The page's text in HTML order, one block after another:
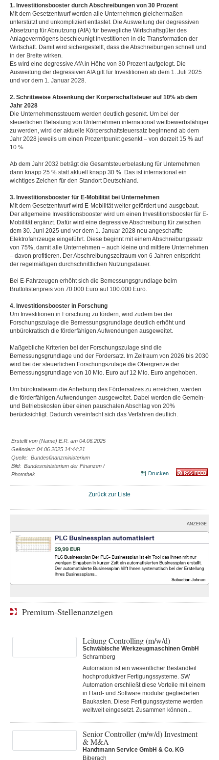
1. Investitionsbooster durch Abschreibungen von 30 Prozent
Mit dem Gesetzentwurf werden alle Unternehmen gleichermaßen
unterstützt und unkompliziert entlastet. Die Ausweitung der degressiven
Absetzung für Abnutzung (AfA) für bewegliche Wirtschaftsgüter des
Anlagevermögens beschleunigt Investitionen in die Transformation der
Wirtschaft. Damit wird sichergestellt, dass die Abschreibungen schnell und
in der Breite wirken.
Es wird eine degressive AfA in Höhe von 30 Prozent aufgelegt. Die
Ausweitung der degressiven AfA gilt für Investitionen ab dem 1. Juli 2025
und vor dem 1. Januar 2028.
2. Schrittweise Absenkung der Körperschaftsteuer auf 10% ab dem
Jahr 2028
Die Unternehmenssteuern werden deutlich gesenkt. Um bei der
steuerlichen Belastung von Unternehmen international wettbewerbsfähiger
zu werden, wird der aktuelle Körperschaftsteuersatz beginnend ab dem
Jahr 2028 jeweils um einen Prozentpunkt gesenkt – von derzeit 15 % auf
10 %.
Ab dem Jahr 2032 beträgt die Gesamtsteuerbelastung für Unternehmen
dann knapp 25 % statt aktuell knapp 30 %. Das ist international ein
wichtiges Zeichen für den Standort Deutschland.
3. Investitionsbooster für E-Mobilität bei Unternehmen
Mit dem Gesetzentwurf wird E-Mobilität weiter gefördert und ausgebaut.
Der allgemeine Investitionsbooster wird um einen Investitionsbooster für E-
Mobilität ergänzt. Dafür wird eine degressive Abschreibung für zwischen
dem 30. Juni 2025 und vor dem 1. Januar 2028 neu angeschaffte
Elektrofahrzeuge eingeführt. Diese beginnt mit einem Abschreibungssatz
von 75%, damit alle Unternehmen – auch kleine und mittlere Unternehmen
– davon profitieren. Der Abschreibungszeitraum von 6 Jahren entspricht
der regelmäßigen durchschnittlichen Nutzungsdauer.
Bei E-Fahrzeugen erhöht sich die Bemessungsgrundlage beim
Bruttolistenpreis von 70.000 Euro auf 100.000 Euro.
4. Investitionsbooster in Forschung
Um Investitionen in Forschung zu fördern, wird zudem bei der
Forschungszulage die Bemessungsgrundlage deutlich erhöht und
unbürokratisch die förderfähigen Aufwendungen ausgeweitet.
Maßgebliche Kriterien bei der Forschungszulage sind die
Bemessungsgrundlage und der Fördersatz. Im Zeitraum von 2026 bis 2030
wird bei der steuerlichen Forschungszulage die Obergrenze der
Bemessungsgrundlage von 10 Mio. Euro auf 12 Mio. Euro angehoben.
Um bürokratiearm die Anhebung des Fördersatzes zu erreichen, werden
die förderfähigen Aufwendungen ausgeweitet. Dabei werden die Gemein-
und Betriebskosten über einen pauschalen Abschlag von 20%
berücksichtigt. Dadurch vereinfacht sich das Verfahren deutlich.
Erstellt von (Name) E.R. am 04.06.2025
Geändert: 04.06.2025 14:44:21
Quelle: Bundesfinanzministerium
Bild: Bundesministerium der Finanzen /
Photothek
Drucken
Zurück zur Liste
ANZEIGE
Premium-Stellenanzeigen
Leitung Controlling (m/w/d)
Schwäbische Werkzeugmaschinen GmbH
Schramberg
Automation ist ein wesentlicher Bestandteil
hochproduktiver Fertigungssysteme. SW
Automation erschließt diese Vorteile mit einem
in Hard- und Software modular gegliederten
Baukasten. Diese Fertigungs­systeme werden
weltweit eingesetzt. Zusammen können...
Senior Controller (m/w/d) Investment
& M&A
Handtmann Service GmbH & Co. KG
Biberach